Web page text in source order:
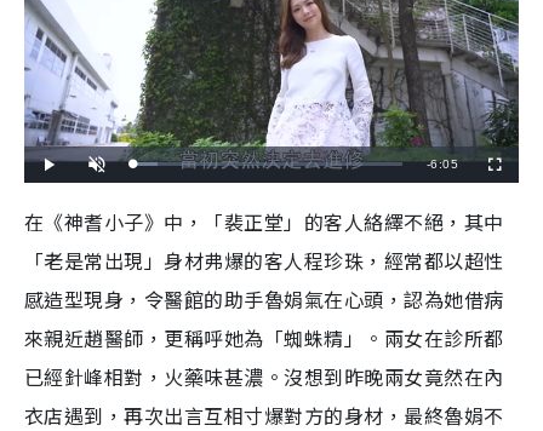
l
n
t
e
L
o
e
d
.
8
%
R
a
i
n
i
n
-6:05
u
s
c
e
e
在《神耆小子》中，「裴正堂」的客人絡繹不絕，其中
「老是常出現」身材弗爆的客人程珍珠，經常都以超性
感造型現身，令醫館的助手魯娟氣在心頭，認為她借病
來親近趙醫師，更稱呼她為「蜘蛛精」。兩女在診所都
已經針峰相對，火藥味甚濃。沒想到昨晚兩女竟然在內
衣店遇到，再次出言互相寸爆對方的身材，最終魯娟不